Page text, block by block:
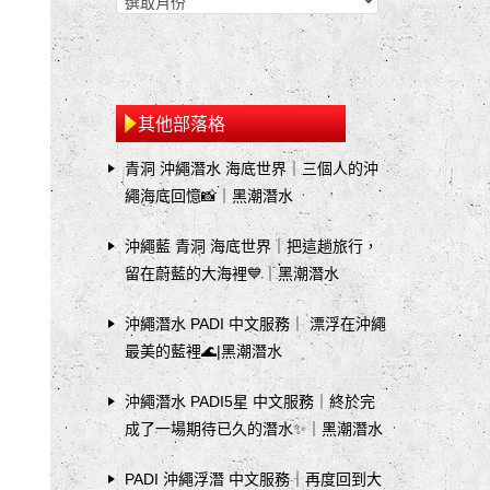
其他部落格
青洞 沖繩潛水 海底世界｜三個人的沖
繩海底回憶📸｜黑潮潛水
沖繩藍 青洞 海底世界｜把這趟旅行，
留在蔚藍的大海裡💙｜黑潮潛水
沖繩潛水 PADI 中文服務｜ 漂浮在沖繩
最美的藍裡🌊|黑潮潛水
沖繩潛水 PADI5星 中文服務｜終於完
成了一場期待已久的潛水✨｜黑潮潛水
PADI 沖繩浮潛 中文服務｜再度回到大